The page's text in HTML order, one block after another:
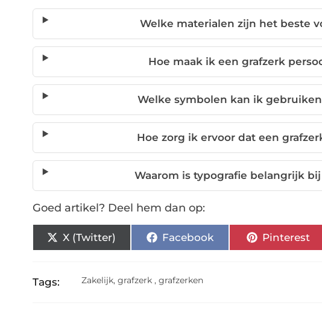
Welke materialen zijn het beste
Hoe maak ik een grafzerk
Welke symbolen kan ik
Hoe zorg ik ervoor dat een
Waarom is typografie belangrijk
Goed artikel? Deel hem dan op:
X (Twitter) Facebook Pinterest
Tags: Zakelijk,grafzerk ,grafzerken